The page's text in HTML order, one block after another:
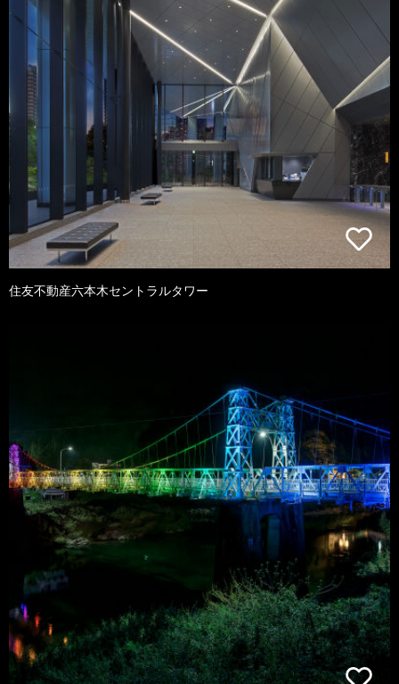
住友不動産六本木セントラルタワー